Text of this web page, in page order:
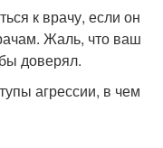
к врачу, если он
Жаль, что ваш
доверял.
агрессии, в чем